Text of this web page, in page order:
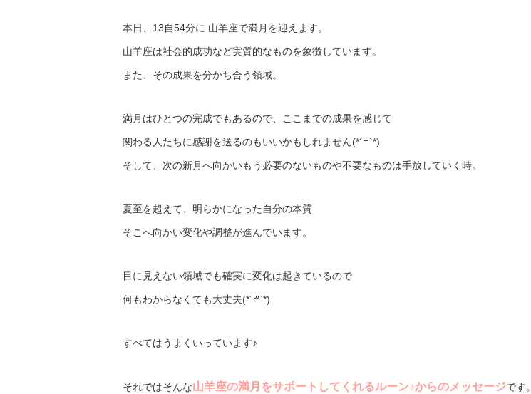
本日、13自54分に 山羊座で満月を迎えます。
山羊座は社会的成功など実質的なものを象徴しています。
また、その成果を分かち合う領域。
満月はひとつの完成でもあるので、ここまでの成果を感じて
関わる人たちに感謝を送るのもいいかもしれません(*´꒳`*)
そして、次の新月へ向かいもう必要のないものや不要なものは手放していく時。
夏至を超えて、明らかになった自分の本質
そこへ向かい変化や調整が進んでいます。
目に見えない領域でも確実に変化は起きているので
何もわからなくても大丈夫(*´꒳`*)
すべてはうまくいっています♪
それではそんな山羊座の満月をサポートしてくれるルーン♪からのメッセージです。